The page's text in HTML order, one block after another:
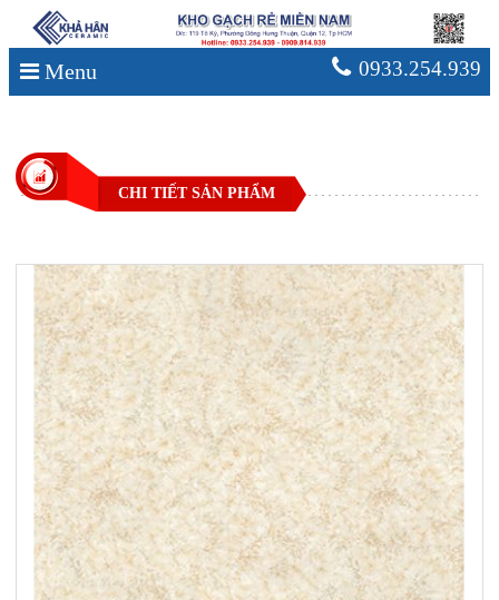
Menu 0933.254.939
CHI TIẾT SẢN PHẨM